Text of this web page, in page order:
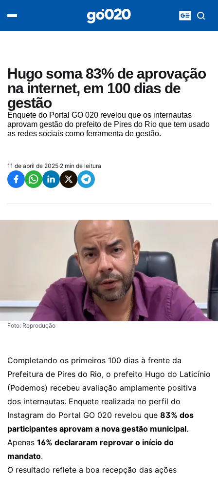
Hugo soma 83% de aprovação
na internet, em 100 dias de
gestão
Enquete do Portal GO 020 revelou que os internautas
aprovam gestão do prefeito de Pires do Rio que tem usado
as redes sociais como ferramenta de gestão.
11 de abril de 2025·2 min de leitura
Foto: Reprodução
Completando os primeiros 100 dias à frente da
Prefeitura de Pires do Rio, o prefeito Hugo do Laticínio
(Podemos) recebeu avaliação amplamente positiva
dos internautas. Enquete realizada no perfil do
Instagram do Portal GO 020 revelou que 83% dos
participantes aprovam a nova gestão municipal.
Apenas 16% declararam reprovar o início do
mandato.
O resultado reflete a boa recepção das ações
acontece agora
entretenimento
vídeos
pod020